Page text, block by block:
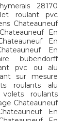
28170
roulant pvc
Chateauneuf
En
En
En
bubendorff
pvc ou alu
sur mesure
roulants alu
roulants
Chateauneuf
En